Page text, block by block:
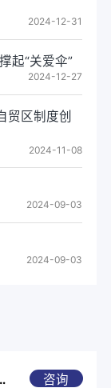
2024-12-31
起“关爱伞”
2024-12-27
贸区制度创
2024-11-08
2024-09-03
2024-09-03
地址在哪里？ 咨询